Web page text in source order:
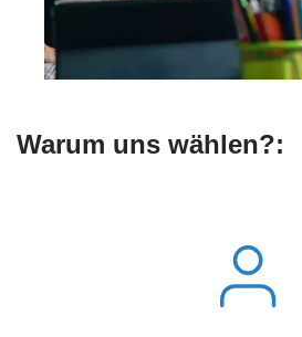
Warum uns wählen?: